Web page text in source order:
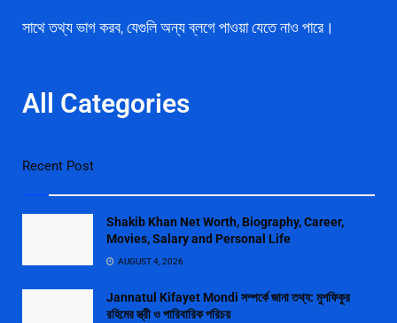
সাথে তথ্য ভাগ করব, যেগুলি অন্য ব্লগে পাওয়া যেতে নাও পারে।
All Categories
Recent Post
Shakib Khan Net Worth, Biography, Career,
Movies, Salary and Personal Life
AUGUST 4, 2026
Jannatul Kifayet Mondi সম্পর্কে জানা তথ্য: মুশফিকুর
রহিমের স্ত্রী ও পারিবারিক পরিচয়